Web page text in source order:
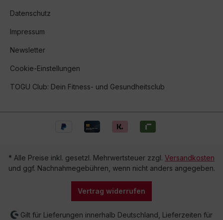
Datenschutz
Impressum
Newsletter
Cookie-Einstellungen
TOGU Club: Dein Fitness- und Gesundheitsclub
* Alle Preise inkl. gesetzl. Mehrwertsteuer zzgl. Versandkosten
und ggf. Nachnahmegebühren, wenn nicht anders angegeben.
Vertrag widerrufen
Gilt für Lieferungen innerhalb Deutschland, Lieferzeiten für